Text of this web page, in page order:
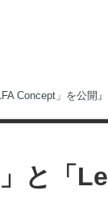
Concept」を公開
と「